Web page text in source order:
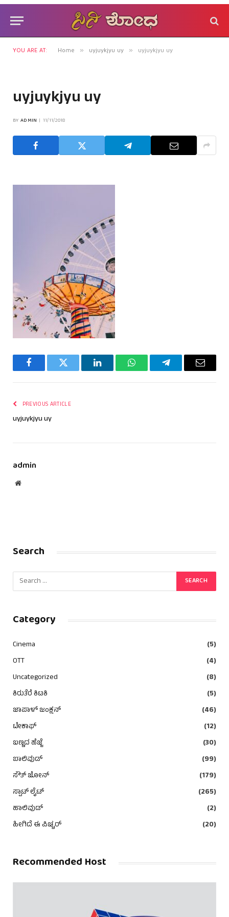
YOU ARE AT: Home » uyjuykjyu uy » uyjuykjyu uy
uyjuykjyu uy
BY ADMIN 11/11/2018
FacebookTwitter LinkedInWhatsAppTelegramEmail
PREVIOUS ARTICLE
uyjuykjyu uy
admin
Website
Search
Category
Cinema
(5)
OTT
(4)
Uncategorized
(8)
ಕಿರುತೆರೆ ಕಿಟಕಿ
(5)
ಜಾಪಾಳ್ ಜಂಕ್ಷನ್
(46)
ಟೇಕಾಫ್
(12)
ಬಣ್ಣದ ಹೆಜ್ಜೆ
(30)
ಬಾಲಿವುಡ್
(99)
ಸೌತ್ ಜೋನ್
(179)
ಸ್ಪಾಟ್ ಲೈಟ್
(265)
ಹಾಲಿವುಡ್
(2)
ಹೀಗಿದೆ ಈ ಪಿಚ್ಚರ್
(20)
Recommended Host